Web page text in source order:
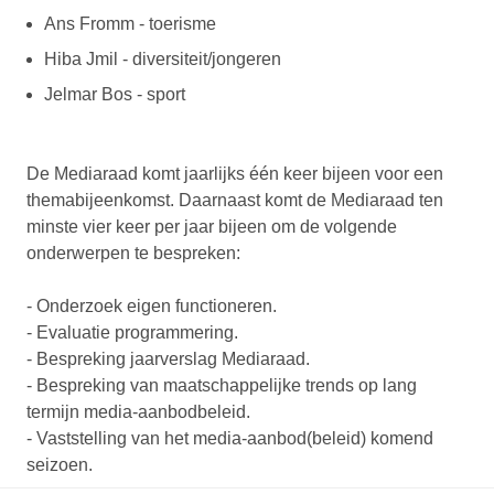
Ans Fromm - toerisme
Hiba Jmil - diversiteit/jongeren
Jelmar Bos - sport
De Mediaraad komt jaarlijks één keer bijeen voor een
themabijeenkomst. Daarnaast komt de Mediaraad ten
minste vier keer per jaar bijeen om de volgende
onderwerpen te bespreken:
- Onderzoek eigen functioneren.
- Evaluatie programmering.
- Bespreking jaarverslag Mediaraad.
- Bespreking van maatschappelijke trends op lang
termijn media-aanbodbeleid.
- Vaststelling van het media-aanbod(beleid) komend
seizoen.